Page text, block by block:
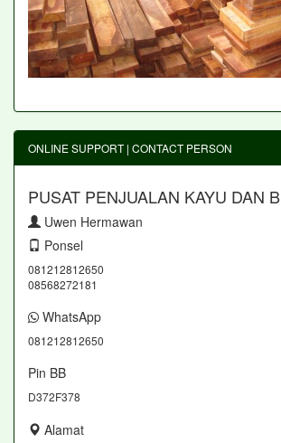
ONLINE SUPPORT | CONTACT PERSON
PUSAT PENJUALAN KAYU DAN
Uwen Hermawan
Ponsel
081212812650
08568272181
WhatsApp
081212812650
Pin BB
D372F378
Alamat